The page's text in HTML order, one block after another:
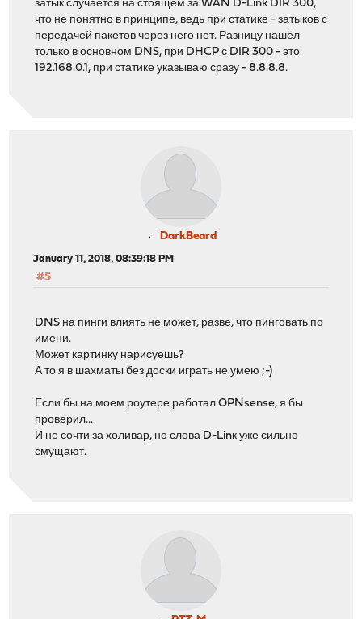
затык случается на стоящем за WAN D-Link DIR 300,
что не понятно в принципе, ведь при статике - затыков с
передачей пакетов через него нет. Разницу нашёл
только в основном DNS, при DHCP с DIR 300 - это
192.168.0.1, при статике указываю сразу - 8.8.8.8.
DarkBeard
January 11, 2018, 08:39:18 PM
#5
DNS на пинги влиять не может, разве, что пинговать по
имени.
Может картинку нарисуешь?
А то я в шахматы без доски играть не умею ;-)
Если бы на моем роутере работал OPNsense, я бы
проверил...
И не сочти за холивар, но слова D-Linк уже сильно
смущают.